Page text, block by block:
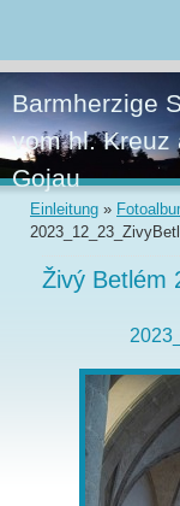
Barmherzige
vom hl. Kreuz
Gojau
Einleitung »
Živý Betlém